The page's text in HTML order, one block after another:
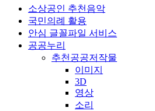
소상공인 추천음악
국민의례 활용
안심 글꼴파일 서비스
공공누리
추천공공저작물
이미지
3D
영상
소리